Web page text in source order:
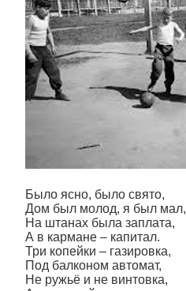
Было ясно, было свято,
Дом был молод, я был мал,
На штанах была заплата,
А в кармане – капитал.
Три копейки – газировка,
Под балконом автомат,
Не ружьё и не винтовка,